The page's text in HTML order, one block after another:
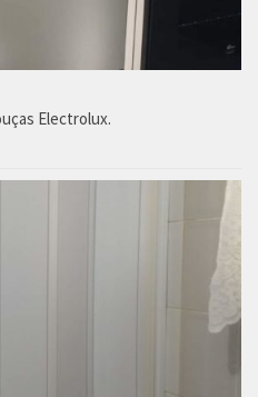
Electrolux.